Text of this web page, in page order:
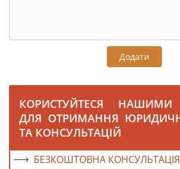
Додати
КОРИСТУЙТЕСЯ НАШИМИ
ДЛЯ ОТРИМАННЯ
ТА КОНСУЛЬТАЦІЙ
БЕЗКОШТОВНА КОНСУЛЬТАЦІЯ